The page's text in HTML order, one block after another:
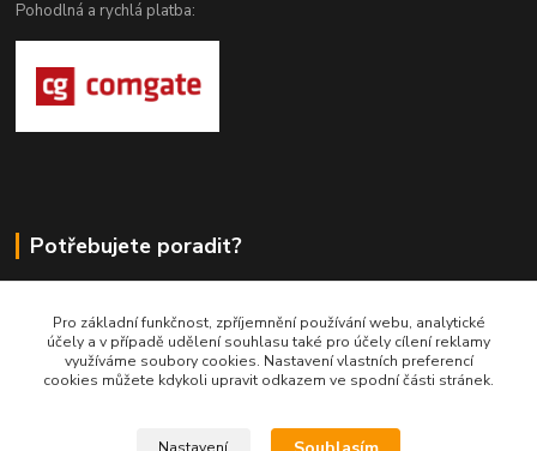
Pohodlná a rychlá platba:
Potřebujete poradit?
+420 731 722 844
Pro základní funkčnost, zpříjemnění používání webu, analytické
účely a v případě udělení souhlasu také pro účely cílení reklamy
využíváme soubory cookies. Nastavení vlastních preferencí
cookies můžete kdykoli upravit odkazem ve spodní části stránek.